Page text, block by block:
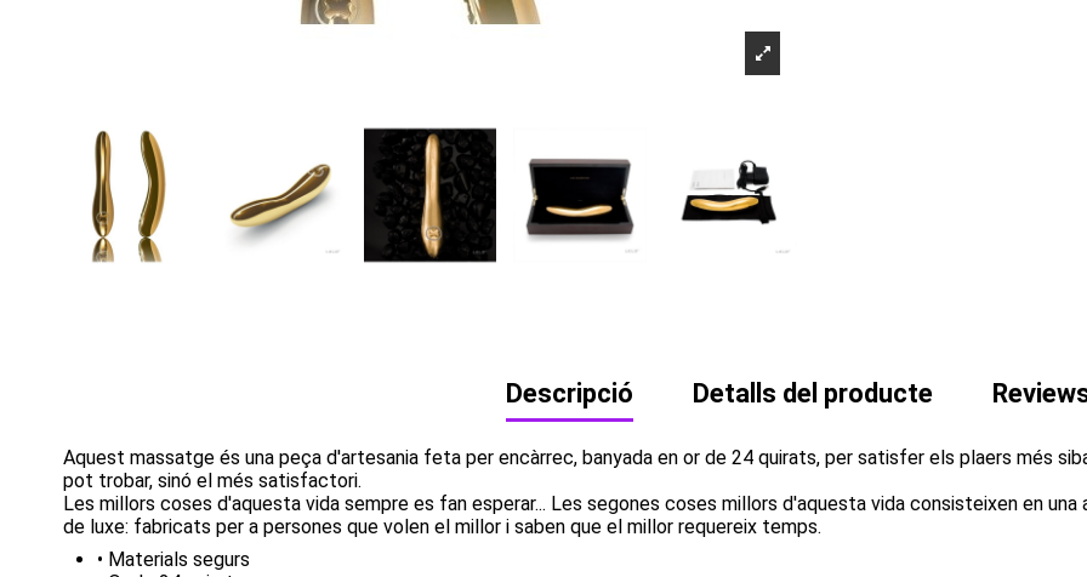
Descripció Detalls del producte
Aquest massatge és una peça d'artesania feta per encàrrec, banyada en or de 24 quirats, per satisfer els plaers més
pot trobar, sinó el més satisfactori.
Les millors coses d'aquesta vida sempre es fan esperar... Les segones coses millors d'aquesta vida consisteixen en
de luxe: fabricats per a persones que volen el millor i saben que el millor requereix temps.
• Materials segurs